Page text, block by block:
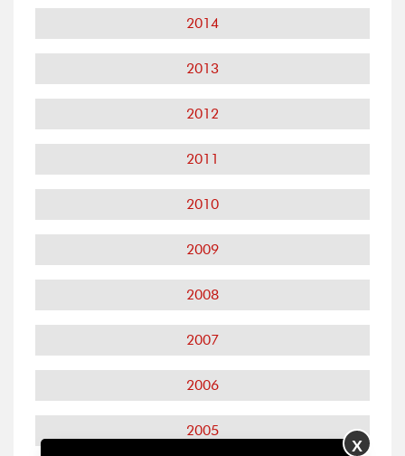
2014
2013
2012
2011
2010
2009
2008
2007
2006
2005
X